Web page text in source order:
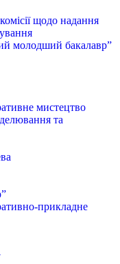
щодо надання
молодший бакалавр”
мистецтво
та
прикладне